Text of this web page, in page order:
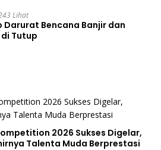
Lihat
Bencana Banjir dan
Tutup
2026 Sukses Digelar,
Talenta Muda Berprestasi